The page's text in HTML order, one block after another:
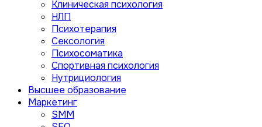
Клиническая психология
НЛП
Психотерапия
Сексология
Психосоматика
Спортивная психология
Нутрициология
Высшее образование
Маркетинг
SMM